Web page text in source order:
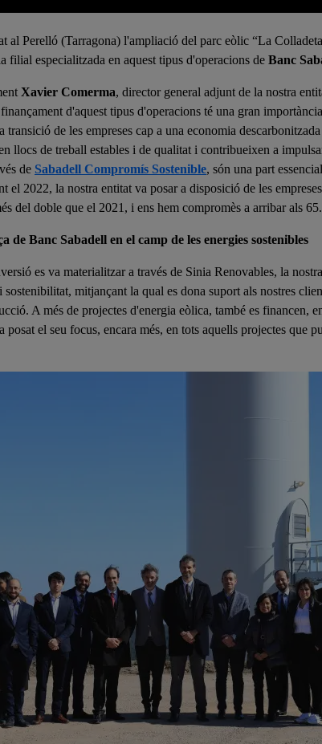
al Perelló (Tarragona) l'ampliació del parc eòlic “La
filial especialitzada en aquest tipus d'operacions de Banc
Xavier Comerma, director general adjunt de la nostra
d'aquest tipus d'operacions té una gran
de les empreses cap a una economia
llocs de treball estables i de qualitat i contribueixen a
de Sabadell Compromís Sostenible, són una part
el 2022, la nostra entitat va posar a disposició de les
del doble que el 2021, i ens hem compromès a arribar als
de Banc Sabadell en el camp de les energies sostenibles
es va materialitzar a través de Sinia Renovables, la
mitjançant la qual es dona suport als nostres
A més de projectes d'energia eòlica, també es financen,
posat el seu focus, encara més, en tots aquells projectes que